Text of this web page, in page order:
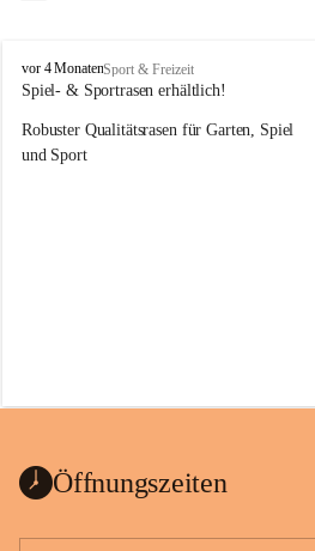
M
a
e
r
vor 4 MonatenSport & Freizeit
Spiel- & Sportrasen erhältlich!
Robuster Qualitätsrasen für Garten, Spiel
und Sport
Öffnungszeiten